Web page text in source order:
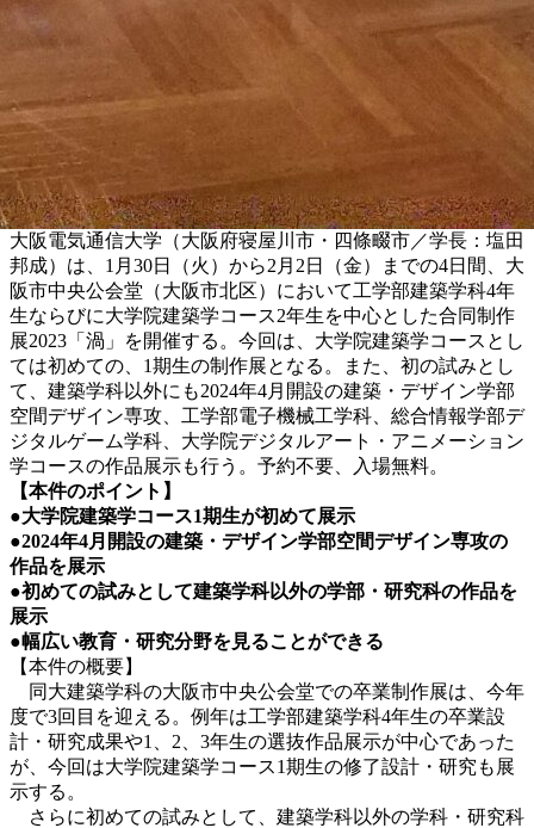
大阪電気通信大学（大阪府寝屋川市・四條畷市／学長：塩田
邦成）は、1月30日（火）から2月2日（金）までの4日間、大
阪市中央公会堂（大阪市北区）において工学部建築学科4年
生ならびに大学院建築学コース2年生を中心とした合同制作
展2023「渦」を開催する。今回は、大学院建築学コースとし
ては初めての、1期生の制作展となる。また、初の試みとし
て、建築学科以外にも2024年4月開設の建築・デザイン学部
空間デザイン専攻、工学部電子機械工学科、総合情報学部デ
ジタルゲーム学科、大学院デジタルアート・アニメーション
学コースの作品展示も行う。予約不要、入場無料。
【本件のポイント】
●大学院建築学コース1期生が初めて展示
●2024年4月開設の建築・デザイン学部空間デザイン専攻の
作品を展示
●初めての試みとして建築学科以外の学部・研究科の作品を
展示
●幅広い教育・研究分野を見ることができる
【本件の概要】
同大建築学科の大阪市中央公会堂での卒業制作展は、今年
度で3回目を迎える。例年は工学部建築学科4年生の卒業設
計・研究成果や1、2、3年生の選抜作品展示が中心であった
が、今回は大学院建築学コース1期生の修了設計・研究も展
示する。
さらに初めての試みとして、建築学科以外の学科・研究科